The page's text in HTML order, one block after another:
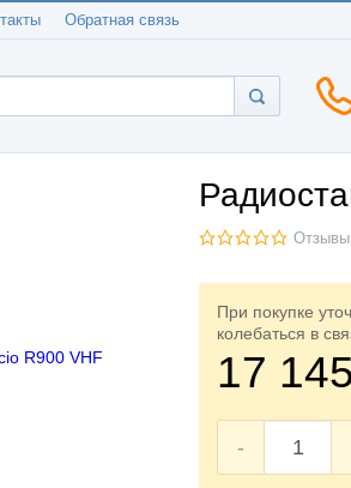
Обратная связь
При покупке
колебаться в
17 145
-